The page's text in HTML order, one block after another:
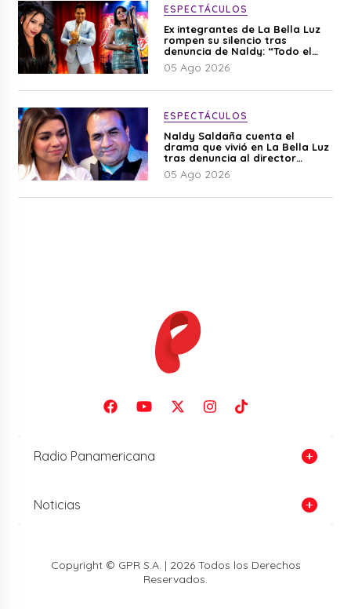
ESPECTÁCULOS
Ex integrantes de La Bella Luz
rompen su silencio tras
denuncia de Naldy: “Todo el
mundo lo sabía”
05 Ago 2026
ESPECTÁCULOS
Naldy Saldaña cuenta el
drama que vivió en La Bella Luz
tras denuncia al director
musical: “No me parece justo”
05 Ago 2026
Radio Panamericana
Noticias
Copyright © GPR S.A. | 2026 Todos los Derechos
Reservados.